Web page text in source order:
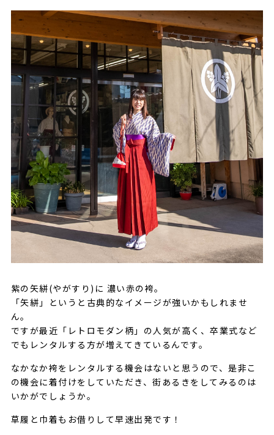
紫の矢絣(やがすり)に 濃い赤の袴。
「矢絣」というと古典的なイメージが強いかもしれませ
ん。
ですが最近「レトロモダン柄」の人気が高く、卒業式など
でもレンタルする方が増えてきているんです。
なかなか袴をレンタルする機会はないと思うので、是非こ
の機会に着付けをしていただき、街あるきをしてみるのは
いかがでしょうか。
草履と巾着もお借りして早速出発です！